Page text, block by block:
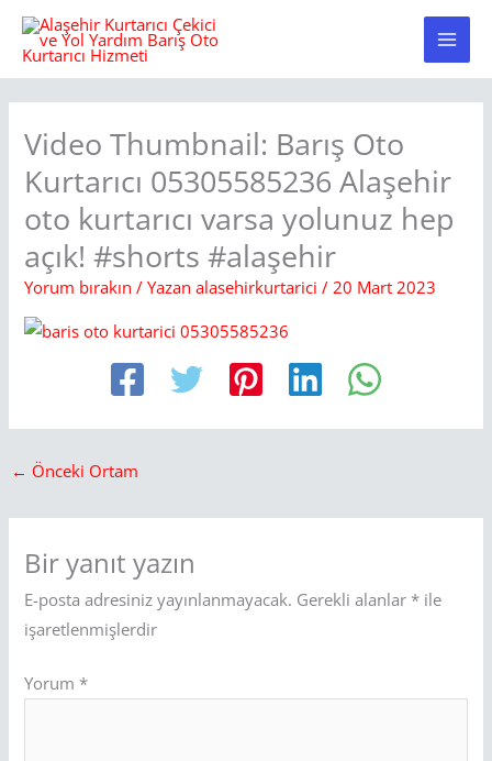
İçeriğe
Video Thumbnail: Barış Oto
Kurtarıcı 05305585236 Alaşehir
oto kurtarıcı varsa yolunuz hep
açık! #shorts #alaşehir
Yorum bırakın / Yazan alasehirkurtarici/ 20 Mart 2023
← Önceki Ortam
Bir yanıt yazın
E-posta adresiniz yayınlanmayacak. Gerekli alanlar * ile
işaretlenmişlerdir
Yorum *